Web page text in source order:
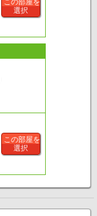
選択
この部屋を
選択